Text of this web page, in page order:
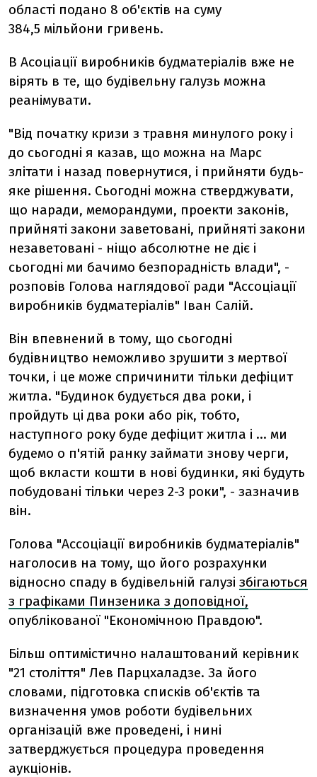
області подано 8 об'єктів на суму
384,5 мільйони гривень.
В Асоціації виробників будматеріалів вже не
вірять в те, що будівельну галузь можна
реанімувати.
"Від початку кризи з травня минулого року і
до сьогодні я казав, що можна на Марс
злітати і назад повернутися, і прийняти будь-
яке рішення. Сьогодні можна стверджувати,
що наради, меморандуми, проекти законів,
прийняті закони заветовані, прийняті закони
незаветовані - ніщо абсолютне не діє і
сьогодні ми бачимо безпорадність влади", -
розповів Голова наглядової ради "Ассоціації
виробників будматеріалів" Іван Салій.
Він впевнений в тому, що сьогодні
будівництво неможливо зрушити з мертвої
точки, і це може спричинити тільки дефіцит
житла. "Будинок будується два роки, і
пройдуть ці два роки або рік, тобто,
наступного року буде дефіцит житла і ... ми
будемо о п'ятій ранку займати знову черги,
щоб вкласти кошти в нові будинки, які будуть
побудовані тільки через 2-3 роки", - зазначив
він.
Голова "Ассоціації виробників будматеріалів"
наголосив на тому, що його розрахунки
відносно спаду в будівельній галузі збігаються
з графіками Пинзеника з доповідної,
опублікованої "Економічною Правдою".
Більш оптимістично налаштований керівник
"21 століття" Лев Парцхаладзе. За його
словами, підготовка списків об'єктів та
визначення умов роботи будівельних
організацій вже проведені, і нині
затверджується процедура проведення
аукціонів.